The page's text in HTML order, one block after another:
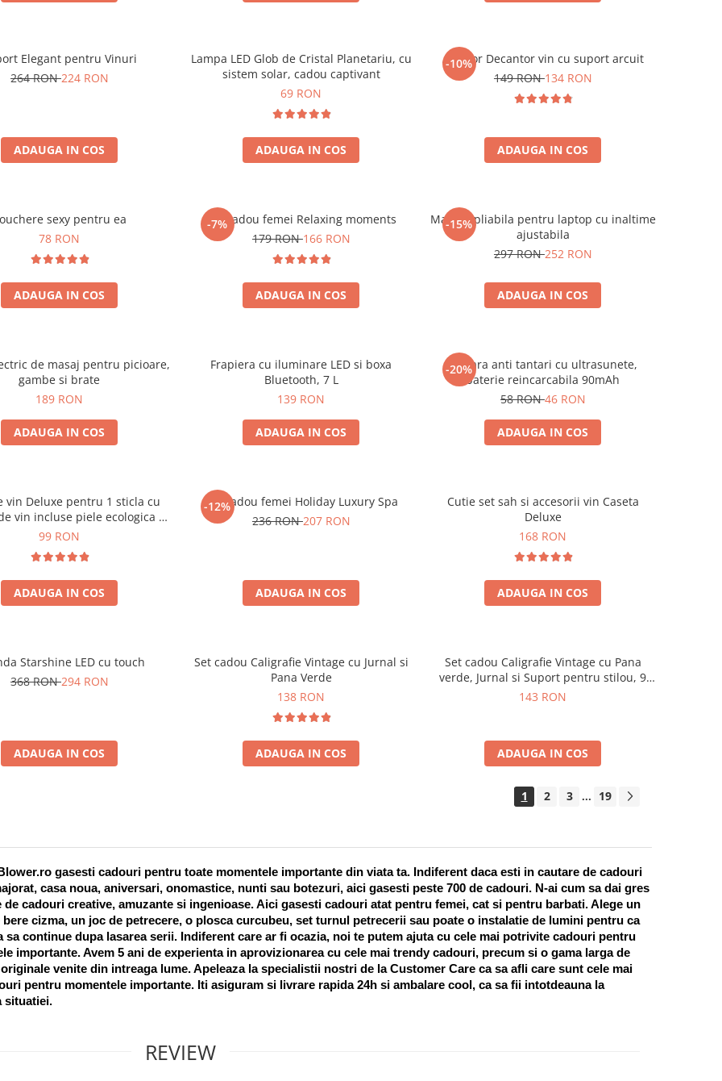
Elegant pentru Vinuri
264 RON224 RON
ADAUGA IN COS
Lampa LED Glob de Cristal Planetariu, cu
sistem solar, cadou captivant
69 RON
ADAUGA IN COS
-10%
Aerator Decantor vin cu suport arcuit
149 RON134 RON
ADAUGA IN COS
sexy pentru ea
78 RON
ADAUGA IN COS
-7%
Set cadou femei Relaxing moments
179 RON166 RON
ADAUGA IN COS
-15%
Masuta pliabila pentru laptop cu inaltime
ajustabila
297 RON252 RON
ADAUGA IN COS
de masaj pentru picioare,
gambe si brate
189 RON
ADAUGA IN COS
Frapiera cu iluminare LED si boxa
Bluetooth, 7 L
139 RON
ADAUGA IN COS
-20%
Bratara anti tantari cu ultrasunete,
baterie reincarcabila 90mAh
58 RON46 RON
ADAUGA IN COS
vin Deluxe pentru 1 sticla cu
vin incluse piele ecologica de
crocodil
99 RON
ADAUGA IN COS
-12%
Set cadou femei Holiday Luxury Spa
236 RON207 RON
ADAUGA IN COS
Cutie set sah si accesorii vin Caseta
Deluxe
168 RON
ADAUGA IN COS
Starshine LED cu touch
368 RON294 RON
ADAUGA IN COS
Set cadou Caligrafie Vintage cu Jurnal si
Pana Verde
138 RON
ADAUGA IN COS
Set cadou Caligrafie Vintage cu Pana
verde, Jurnal si Suport pentru stilou, 9
piese
143 RON
ADAUGA IN COS
1 2 3 ... 19
gasesti cadouri pentru toate momentele importante din viata ta. Indiferent daca esti in cautare de cadouri
casa noua, aniversari, onomastice, nunti sau botezuri, aici gasesti peste 700 de cadouri. N-ai cum sa dai gres
de cadouri creative, amuzante si ingenioase. Aici gasesti cadouri atat pentru femei, cat si pentru barbati. Alege un
bere cizma, un joc de petrecere, o plosca curcubeu, set turnul petrecerii sau poate o instalatie de lumini pentru ca
sa continue dupa lasarea serii. Indiferent care ar fi ocazia, noi te putem ajuta cu cele mai potrivite cadouri pentru
importante. Avem 5 ani de experienta in aprovizionarea cu cele mai trendy cadouri, precum si o gama larga de
venite din intreaga lume. Apeleaza la specialistii nostri de la Customer Care ca sa afli care sunt cele mai
pentru momentele importante. Iti asiguram si livrare rapida 24h si ambalare cool, ca sa fii intotdeauna la
situatiei.
REVIEW